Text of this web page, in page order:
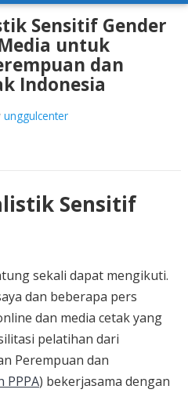
Sensitif Gender
untuk
dan
Indonesia
unggulcenter
Sensitif
sekali dapat mengikuti.
dan beberapa pers
dan media cetak yang
pelatihan dari
Perempuan dan
PPPA) bekerjasama dengan